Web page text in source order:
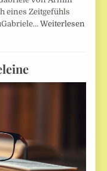
eines Zeitgefühls
Weiterlesen